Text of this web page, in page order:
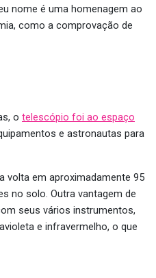
nome é uma homenagem ao
como a comprovação de
o telescópio foi ao espaço
e astronautas para
volta em aproximadamente 95
no solo. Outra vantagem de
seus vários instrumentos,
e infravermelho, o que